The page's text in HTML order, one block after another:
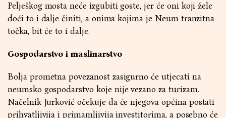
Pelješkog mosta neće izgubiti goste, jer će oni koji žele
doći to i dalje činiti, a onima kojima je Neum tranzitna
točka, bit će to i dalje.
Gospodarstvo i maslinarstvo
Bolja prometna povezanost zasigurno će utjecati na
neumsko gospodarstvo koje nije vezano za turizam.
Načelnik Jurković očekuje da će njegova općina postati
prihvatljivija i primamljivija investitorima, a posebno će